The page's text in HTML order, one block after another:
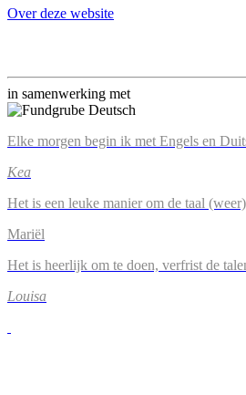
Over deze website
in samenwerking met
Elke morgen begin ik met Engels en
Kea
Het is een leuke manier om de taal
Mariël
Het is heerlijk om te doen, verfrist de
Louisa